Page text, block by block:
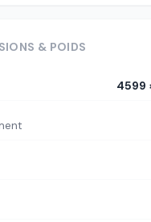
& POIDS
4599